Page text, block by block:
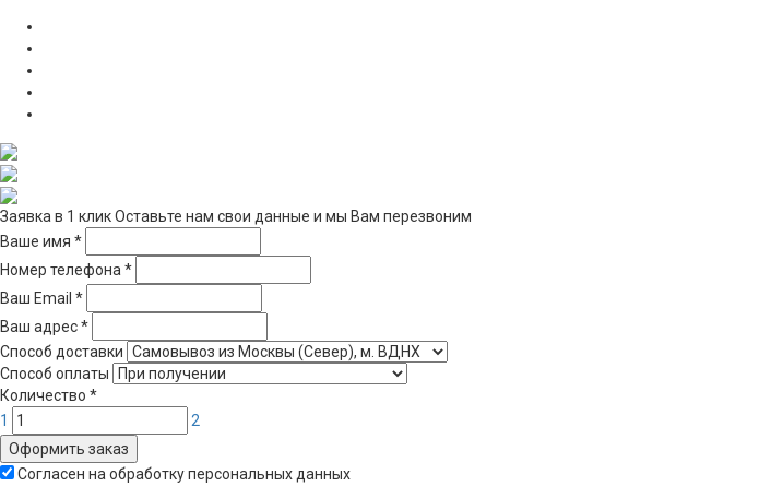
Заявка в 1 кликОставьте нам свои данные и мы Вам перезвоним
Ваше имя *
Номер телефона *
Ваш Email *
Ваш адрес*
Способ доставки
Способ оплаты
Количество *
1
2
Оформить заказ
Согласен на обработку персональных данных